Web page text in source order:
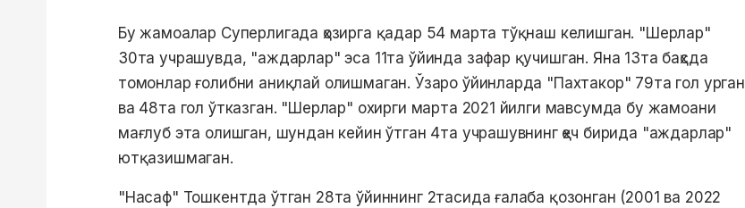
Бу жамоалар Суперлигада ҳозирга қадар 54 марта тўқнаш келишган. "Шерлар"
30та учрашувда, "аждарлар" эса 11та ўйинда зафар қучишган. Яна 13та баҳсда
томонлар ғолибни аниқлай олишмаган. Ўзаро ўйинларда "Пахтакор" 79та гол урган
ва 48та гол ўтказган. "Шерлар" охирги марта 2021 йилги мавсумда бу жамоани
мағлуб эта олишган, шундан кейин ўтган 4та учрашувнинг ҳеч бирида "аждарлар"
ютқазишмаган.
"Насаф" Тошкентда ўтган 28та ўйиннинг 2тасида ғалаба қозонган (2001 ва 2022